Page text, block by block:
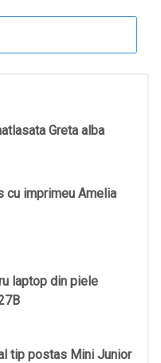
Greta alba
cu imprimeu Amelia
laptop din piele
tip postas Mini Junior